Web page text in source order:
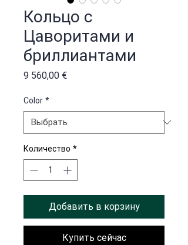
Кольцо c
Цаворитами и
бриллиантами
9 560,00 €Цена
Color *
Количество *
Добавить в корзину
Купить сейчас